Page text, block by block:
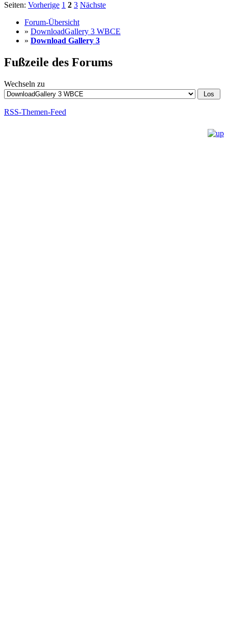
Seiten: Vorherige 1 2 3 Nächste
Forum-Übersicht
» DownloadGallery 3 WBCE
» Download Gallery 3
Fußzeile des Forums
Wechseln zu
RSS-Themen-Feed